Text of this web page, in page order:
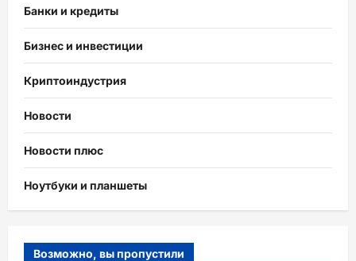
Банки и кредиты
Бизнес и инвестиции
Криптоиндустрия
Новости
Новости плюс
Ноутбуки и планшеты
Возможно, вы пропустили